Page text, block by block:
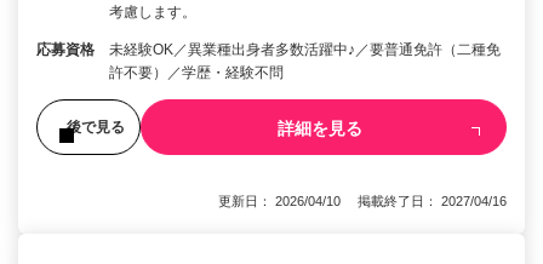
考慮します。
応募資格
未経験OK／異業種出身者多数活躍中♪／要普通免許（二種免
許不要）／学歴・経験不問
後で見る 詳細を見る
更新日： 2026/04/10 掲載終了日： 2027/04/16